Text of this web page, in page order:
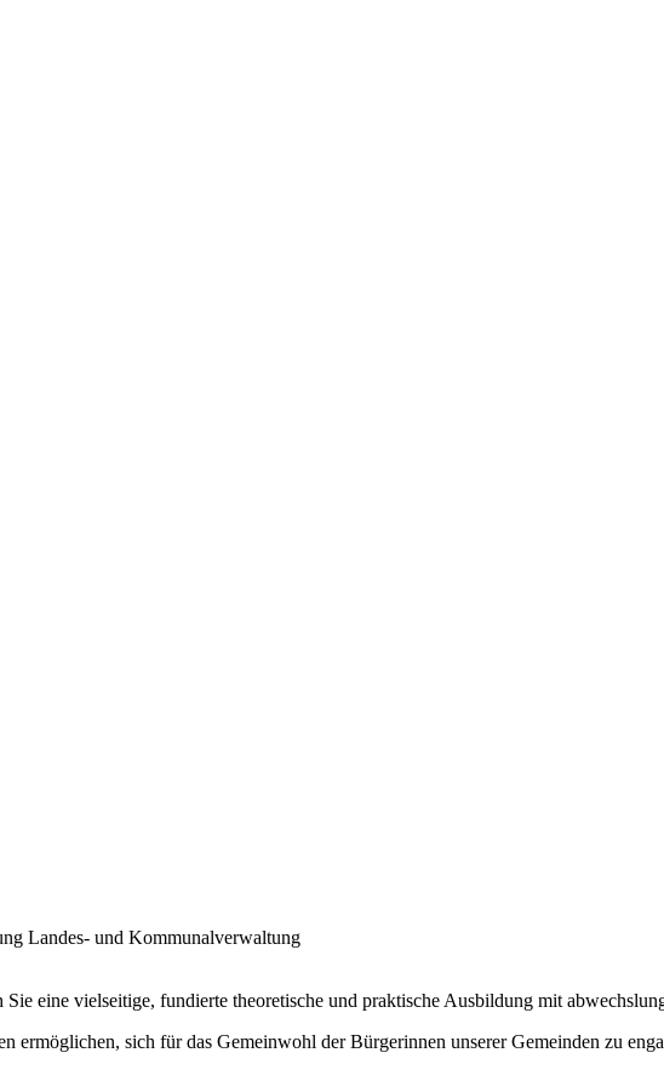
Landes- und Kommunalverwaltung
eine vielseitige, fundierte theoretische und praktische Ausbildung mit
ermöglichen, sich für das Gemeinwohl der Bürgerinnen unserer Gemeinden zu